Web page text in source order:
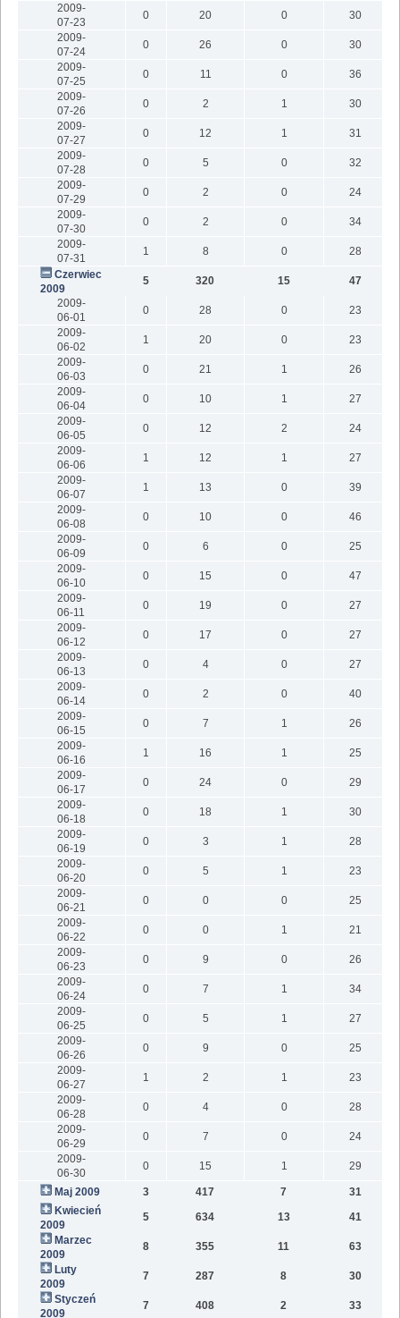
2009-
07-23
0 20 0
30
2009-
07-24
0 26 0
30
2009-
07-25
0 11 0
36
2009-
07-26
0 2 1
30
2009-
07-27
0 12 1
31
2009-
07-28
0 5 0
32
2009-
07-29
0 2 0
24
2009-
07-30
0 2 0
34
2009-
07-31
1 8 0
28
Czerwiec
2009
5 320 15
47
2009-
06-01
0 28 0
23
2009-
06-02
1 20 0
23
2009-
06-03
0 21 1
26
2009-
06-04
0 10 1
27
2009-
06-05
0 12 2
24
2009-
06-06
1 12 1
27
2009-
06-07
1 13 0
39
2009-
06-08
0 10 0
46
2009-
06-09
0 6 0
25
2009-
06-10
0 15 0
47
2009-
06-11
0 19 0
27
2009-
06-12
0 17 0
27
2009-
06-13
0 4 0
27
2009-
06-14
0 2 0
40
2009-
06-15
0 7 1
26
2009-
06-16
1 16 1
25
2009-
06-17
0 24 0
29
2009-
06-18
0 18 1
30
2009-
06-19
0 3 1
28
2009-
06-20
0 5 1
23
2009-
06-21
0 0 0
25
2009-
06-22
0 0 1
21
2009-
06-23
0 9 0
26
2009-
06-24
0 7 1
34
2009-
06-25
0 5 1
27
2009-
06-26
0 9 0
25
2009-
06-27
1 2 1
23
2009-
06-28
0 4 0
28
2009-
06-29
0 7 0
24
2009-
06-30
0 15 1 29
Maj 2009 3 417 7
31
Kwiecień
2009
5 634 13
41
Marzec
2009
8 355 11
63
Luty
2009
7 287 8
30
Styczeń
2009
7 408 2 33